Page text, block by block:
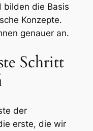
bilden die Basis
Konzepte.
genauer an.
Schritt
der
erste, die wir